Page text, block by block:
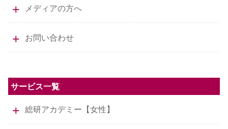
メディアの方へ
お問い合わせ
サービス一覧
総研アカデミー【女性】